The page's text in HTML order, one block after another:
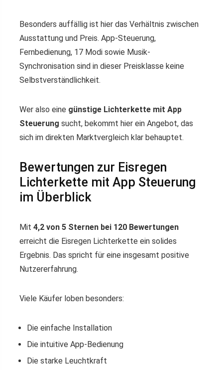
Besonders auffällig ist hier das Verhältnis zwischen
Ausstattung und Preis. App-Steuerung,
Fernbedienung, 17 Modi sowie Musik-
Synchronisation sind in dieser Preisklasse keine
Selbstverständlichkeit.
Wer also eine günstige Lichterkette mit App
Steuerung sucht, bekommt hier ein Angebot, das
sich im direkten Marktvergleich klar behauptet.
Bewertungen zur Eisregen
Lichterkette mit App Steuerung
im Überblick
Mit 4,2 von 5 Sternen bei 120 Bewertungen
erreicht die Eisregen Lichterkette ein solides
Ergebnis. Das spricht für eine insgesamt positive
Nutzererfahrung.
Viele Käufer loben besonders:
Die einfache Installation
Die intuitive App-Bedienung
Die starke Leuchtkraft